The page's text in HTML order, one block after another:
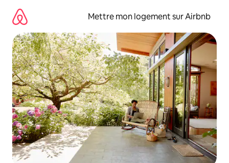
directement
contenu
Mettre mon logement sur Airbnb